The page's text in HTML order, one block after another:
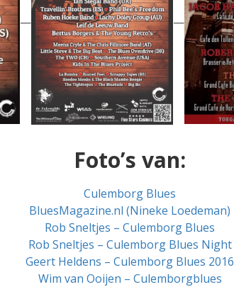
— —
Foto’s van:
Culemborg Blues
BluesMagazine.nl (Nineke Loedeman)
Rob Sneltjes – Culemborg Blues
Rob Sneltjes – Culemborg Blues Night
Geert Heldens – Culemborg Blues 2016
Wim van Ooijen – Culemborgblues